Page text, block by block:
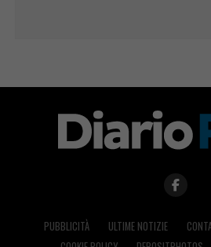
PUBBLICITÀ ULTIME NOTIZIE